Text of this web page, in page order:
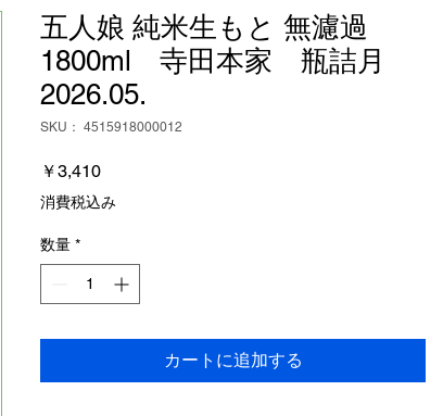
五人娘 純米生もと 無濾過
1800ml 寺田本家 瓶詰月
2026.05.
SKU： 4515918000012
￥3,410価
格
消費税込み
数量 *
カートに追加する